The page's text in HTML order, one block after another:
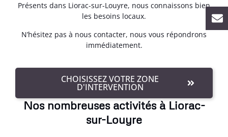
Présents dans Liorac-sur-Louyre, nous connaissons bien
les besoins locaux.
N’hésitez pas à nous contacter, nous vous répondrons
immédiatement.
CHOISISSEZ VOTRE ZONE
D'INTERVENTION
Nos nombreuses activités à Liorac-
sur-Louyre